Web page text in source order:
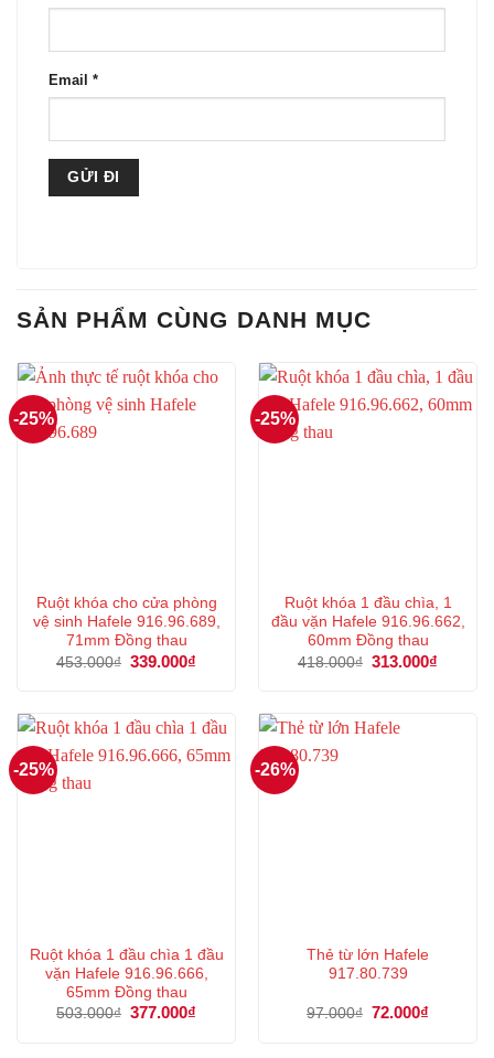
Email *
SẢN PHẨM CÙNG DANH MỤC
-25%
Ruột khóa cho cửa phòng
vệ sinh Hafele 916.96.689,
71mm Đồng thau
453.000₫ Giá
339.000₫
339.000₫.
-25%
Ruột khóa 1 đầu chìa, 1
đầu vặn Hafele 916.96.662,
60mm Đồng thau
418.000₫ Giá
313.000₫
-25%
Ruột khóa 1 đầu chìa 1 đầu
vặn Hafele 916.96.666,
65mm Đồng thau
503.000₫ Giá
377.000₫
-26%
Thẻ từ lớn Hafele
917.80.739
97.000₫ Giá
72.000₫